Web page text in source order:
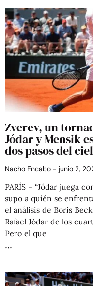
Zverev, un
Jódar y Mensik
dos pasos del
Nacho Encabo junio 2,
PARÍS – “Jódar juega
supo a quién se
el análisis de Boris
Rafael Jódar de los
Pero el que